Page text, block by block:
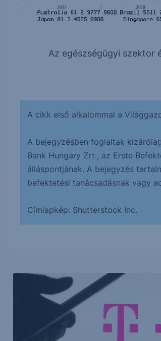
Az egészségügyi szektor
A cikk első alkalommal a
A bejegyzésben foglaltak
Bank Hungary Zrt., az Erste
álláspontjának. A bejegyzés
befektetési tanácsadásnak vagy
Címlapkép: Shutterstock Inc.